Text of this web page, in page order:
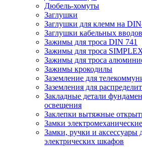
Дюбель-хомуты
Заглушки
Заглушки для клемм на
Заглушки кабельных
Зажимы для троса DIN 741
Зажимы для троса
Зажимы для троса
Зажимы крокодилы
Заземление для
Заземления для
Закладные детали
освещения
Заклепки вытяжные
Замки электромеханические
Замки, ручки и аксессуары
электрических шкафов